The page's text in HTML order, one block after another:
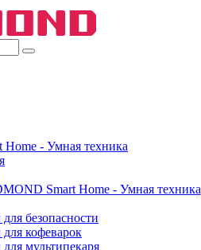
- Умная техника
Smart Home - Умная техника
безопасности
кофеварок
мультипекаря